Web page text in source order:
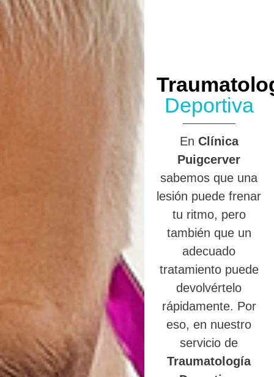
Deportiva
En Clínica
Puigcerver
sabemos que una
lesión puede frenar
tu ritmo, pero
también que un
adecuado
tratamiento puede
devolvértelo
rápidamente. Por
eso, en nuestro
servicio de
Traumatología